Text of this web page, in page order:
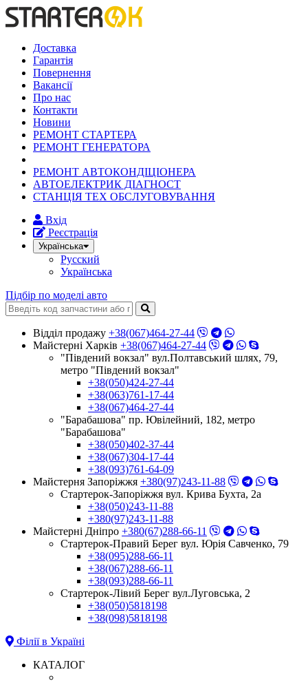
Доставка
Гарантія
Повернення
Вакансії
Про нас
Контакти
Новини
РЕМОНТ СТАРТЕРА
РЕМОНТ ГЕНЕРАТОРА
РЕМОНТ АВТОКОНДІЦІОНЕРА
АВТОЕЛЕКТРИК ДІАГНОСТ
СТАНЦІЯ ТЕХ ОБСЛУГОВУВАННЯ
Вхід
Реєстрація
Українська
Русский
Українська
Підбір по моделі авто
Відділ продажу +38(067)464-27-44
Майстерні Харків +38(067)464-27-44
"Південий вокзал" вул.Полтавський шлях, 79,
метро "Південий вокзал"
+38(050)424-27-44
+38(063)761-17-44
+38(067)464-27-44
"Барабашова" пр. Ювілейний, 182, метро
"Барабашова"
+38(050)402-37-44
+38(067)304-17-44
+38(093)761-64-09
Майстерня Запоріжжя +380(97)243-11-88
Стартерок-Запоріжжя вул. Крива Бухта, 2а
+38(050)243-11-88
+380(97)243-11-88
Майстерні Днiпро +380(67)288-66-11
Стартерок-Правий Берег вул. Юрія Савченко, 79
+38(095)288-66-11
+38(067)288-66-11
+38(093)288-66-11
Стартерок-Лівий Берег вул.Луговська, 2
+38(050)5818198
+38(098)5818198
Філії в Україні
КАТАЛОГ